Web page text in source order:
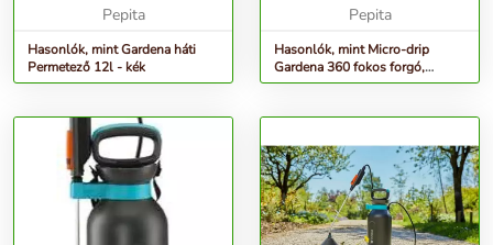
Pepita
Hasonlók, mint Gardena háti
Permetező 12l - kék
Pepita
Hasonlók, mint Micro-drip
Gardena 360 fokos forgó,
permetező, esőztető (2 db)